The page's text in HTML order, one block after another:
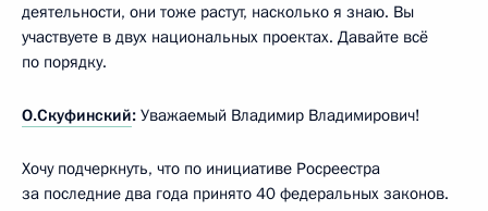
деятельности, они тоже растут, насколько я знаю. Вы
участвуете в двух национальных проектах. Давайте всё
по порядку.
О.Скуфинский: Уважаемый Владимир Владимирович!
Хочу подчеркнуть, что по инициативе Росреестра
за последние два года принято 40 федеральных законов.